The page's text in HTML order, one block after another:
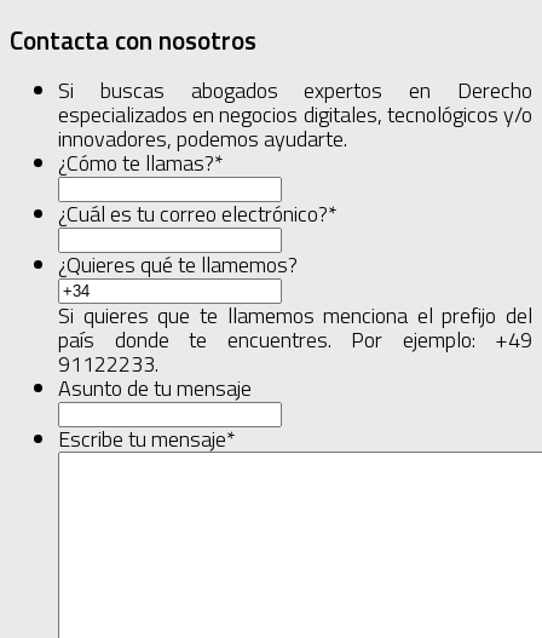
Contacta con nosotros
Si buscas abogados expertos en Derecho
especializados en negocios digitales, tecnológicos y/o
innovadores, podemos ayudarte.
¿Cómo te llamas?*
¿Cuál es tu correo electrónico?*
¿Quieres qué te llamemos?
Si quieres que te llamemos menciona el prefijo del
país donde te encuentres. Por ejemplo: +49
91122233.
Asunto de tu mensaje
Escribe tu mensaje*